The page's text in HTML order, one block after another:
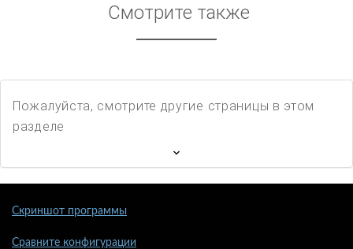
Смотрите также
Пожалуйста, смотрите другие страницы в этом
разделе
Скриншот программы
Сравните конфигурации